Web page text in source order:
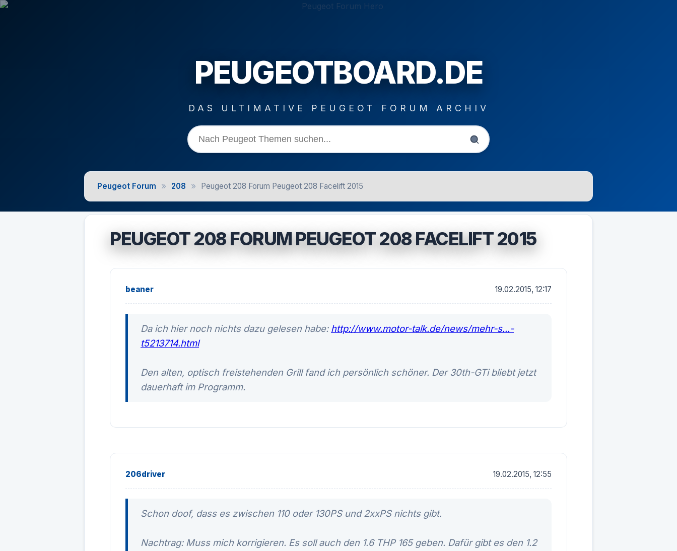
PEUGEOTBOARD.DE
DAS ULTIMATIVE PEUGEOT FORUM ARCHIV
Peugeot Forum » 208 » Peugeot 208 Forum Peugeot 208 Facelift 2015
PEUGEOT 208 FORUM PEUGEOT 208 FACELIFT 2015
beaner 19.02.2015, 12:17
Da ich hier noch nichts dazu gelesen habe: http://www.motor-talk.de/news/mehr-s...-
t5213714.html
Den alten, optisch freistehenden Grill fand ich persönlich schöner. Der 30th-GTi bliebt jetzt
dauerhaft im Programm.
206driver 19.02.2015, 12:55
Schon doof, dass es zwischen 110 oder 130PS und 2xxPS nichts gibt.
Nachtrag: Muss mich korrigieren. Es soll auch den 1.6 THP 165 geben. Dafür gibt es den 1.2